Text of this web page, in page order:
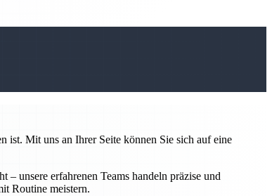
Mit uns an Ihrer Seite können Sie sich auf eine
unsere erfahrenen Teams handeln präzise und
Routine meistern.